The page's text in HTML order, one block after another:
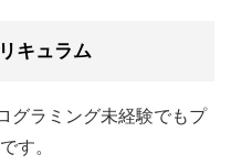
キュラム
グラミング未経験でもプ
す。